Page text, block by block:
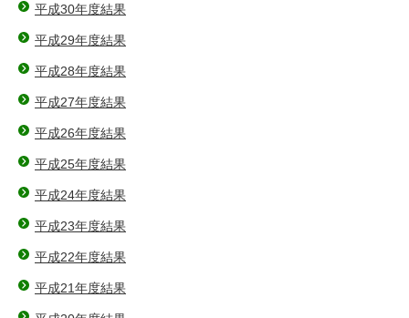
平成30年度結果
平成29年度結果
平成28年度結果
平成27年度結果
平成26年度結果
平成25年度結果
平成24年度結果
平成23年度結果
平成22年度結果
平成21年度結果